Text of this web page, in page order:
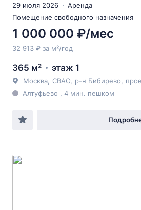
29 июля 2026
Аренда
Помещение свободного назначения
1 000 000 ₽/мес
32 913 ₽ за м²/год
365 м² этаж 1
Москва СВАО р-н Бибирево
Алтуфьево , 4 мин. пешком